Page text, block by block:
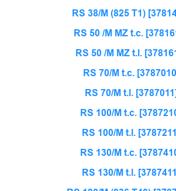
RS 38/M (825 T1)
RS 50 /M MZ t.c.
RS 50 /M MZ t.l.
RS 70/M t.c.
RS 70/M t.l. [3787011]
RS 100/M t.c.
RS 100/M t.l.
RS 130/M t.c.
RS 130/M t.l.